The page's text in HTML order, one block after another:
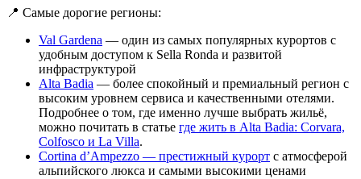
📍 Самые дорогие регионы:
Val Gardena — один из самых популярных курортов с
удобным доступом к Sella Ronda и развитой
инфраструктурой
Alta Badia — более спокойный и премиальный регион с
высоким уровнем сервиса и качественными отелями.
Подробнее о том, где именно лучше выбрать жильё,
можно почитать в статье где жить в Alta Badia: Corvara,
Colfosco и La Villa.
Cortina d’Ampezzo — престижный курорт с атмосферой
альпийского люкса и самыми высокими ценами